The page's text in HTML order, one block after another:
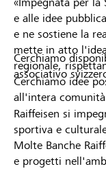
e alle idee
e ne sostiene la
mette in atto
regionale,
Cerchiamo idee
all'intera
Cerchiamo
associativo
Raiffeisen si
sportiva e
Molte Banche
e progetti